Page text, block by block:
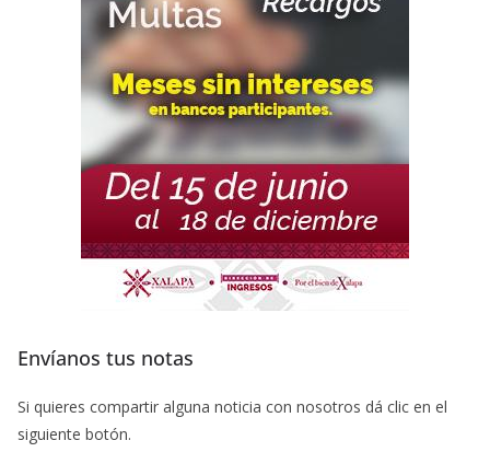
Envíanos tus notas
Si quieres compartir alguna noticia con nosotros dá clic en el
siguiente botón.